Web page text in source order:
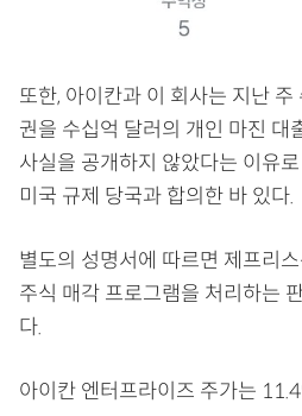
또한, 아이칸과 이 회사는 지난
권을 수십억 달러의 개인 마진 대
사실을 공개하지 않았다는 이유
미국 규제 당국과 합의한 바 있다.
별도의 성명서에 따르면 제프리
주식 매각 프로그램을 처리하는
다.
아이칸 엔터프라이즈 주가는